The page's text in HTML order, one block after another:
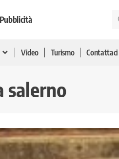
Video Turismo Contattaci
salerno